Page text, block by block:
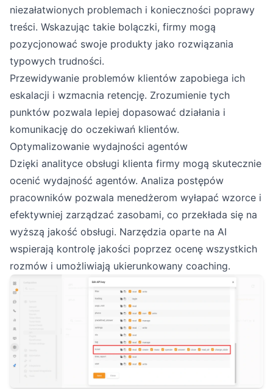
niezałatwionych problemach i konieczności poprawy
treści. Wskazując takie bolączki, firmy mogą
pozycjonować swoje produkty jako rozwiązania
typowych trudności.
Przewidywanie problemów klientów zapobiega ich
eskalacji i wzmacnia retencję. Zrozumienie tych
punktów pozwala lepiej dopasować działania i
komunikację do oczekiwań klientów.
Optymalizowanie wydajności agentów
Dzięki analityce obsługi klienta firmy mogą skutecznie
ocenić wydajność agentów. Analiza postępów
pracowników pozwala menedżerom wyłapać wzorce i
efektywniej zarządzać zasobami, co przekłada się na
wyższą jakość obsługi. Narzędzia oparte na AI
wspierają kontrolę jakości poprzez ocenę wszystkich
rozmów i umożliwiają ukierunkowany coaching.